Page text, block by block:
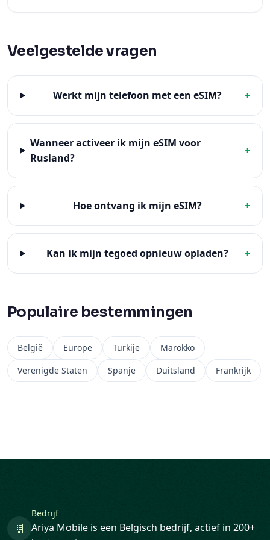
Veelgestelde vragen
Werkt mijn telefoon met een eSIM? +
Wanneer activeer ik mijn eSIM voor
Rusland?
+
Hoe ontvang ik mijn eSIM? +
Kan ik mijn tegoed opnieuw opladen? +
Populaire bestemmingen
België Europe Turkije
Marokko
Verenigde Staten
Spanje Duitsland Frankrijk
Bedrijf
Ariya Mobile is een Belgisch bedrijf, actief in 200+